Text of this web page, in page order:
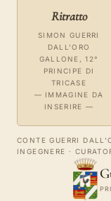
Ritratto
SIMON GUERRI
DALL'ORO
GALLONE, 12°
PRINCIPE DI
TRICASE
— IMMAGINE DA
INSERIRE —
CONTE GUERRI
INGEGNERE ·